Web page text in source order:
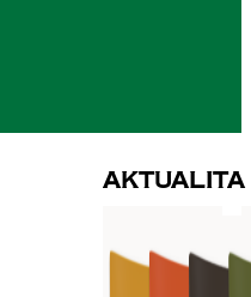
Aktualita